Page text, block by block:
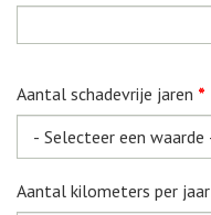
Aantal schadevrije jaren *
Aantal kilometers per jaar